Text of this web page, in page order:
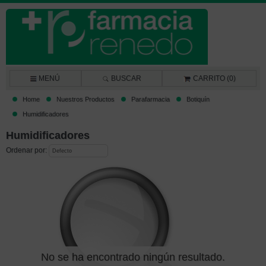
MENÚ BUSCAR CARRITO (0)
Home Nuestros Productos Parafarmacia Botiquín
Humidificadores
Humidificadores
Ordenar por:
No se ha encontrado ningún resultado.